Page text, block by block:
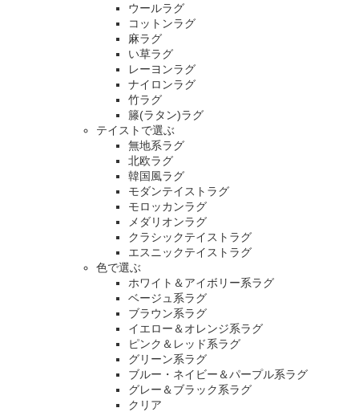
ウールラグ
コットンラグ
麻ラグ
い草ラグ
レーヨンラグ
ナイロンラグ
竹ラグ
籐(ラタン)ラグ
テイストで選ぶ
無地系ラグ
北欧ラグ
韓国風ラグ
モダンテイストラグ
モロッカンラグ
メダリオンラグ
クラシックテイストラグ
エスニックテイストラグ
色で選ぶ
ホワイト＆アイボリー系ラグ
ベージュ系ラグ
ブラウン系ラグ
イエロー＆オレンジ系ラグ
ピンク＆レッド系ラグ
グリーン系ラグ
ブルー・ネイビー＆パープル系ラグ
グレー＆ブラック系ラグ
クリア